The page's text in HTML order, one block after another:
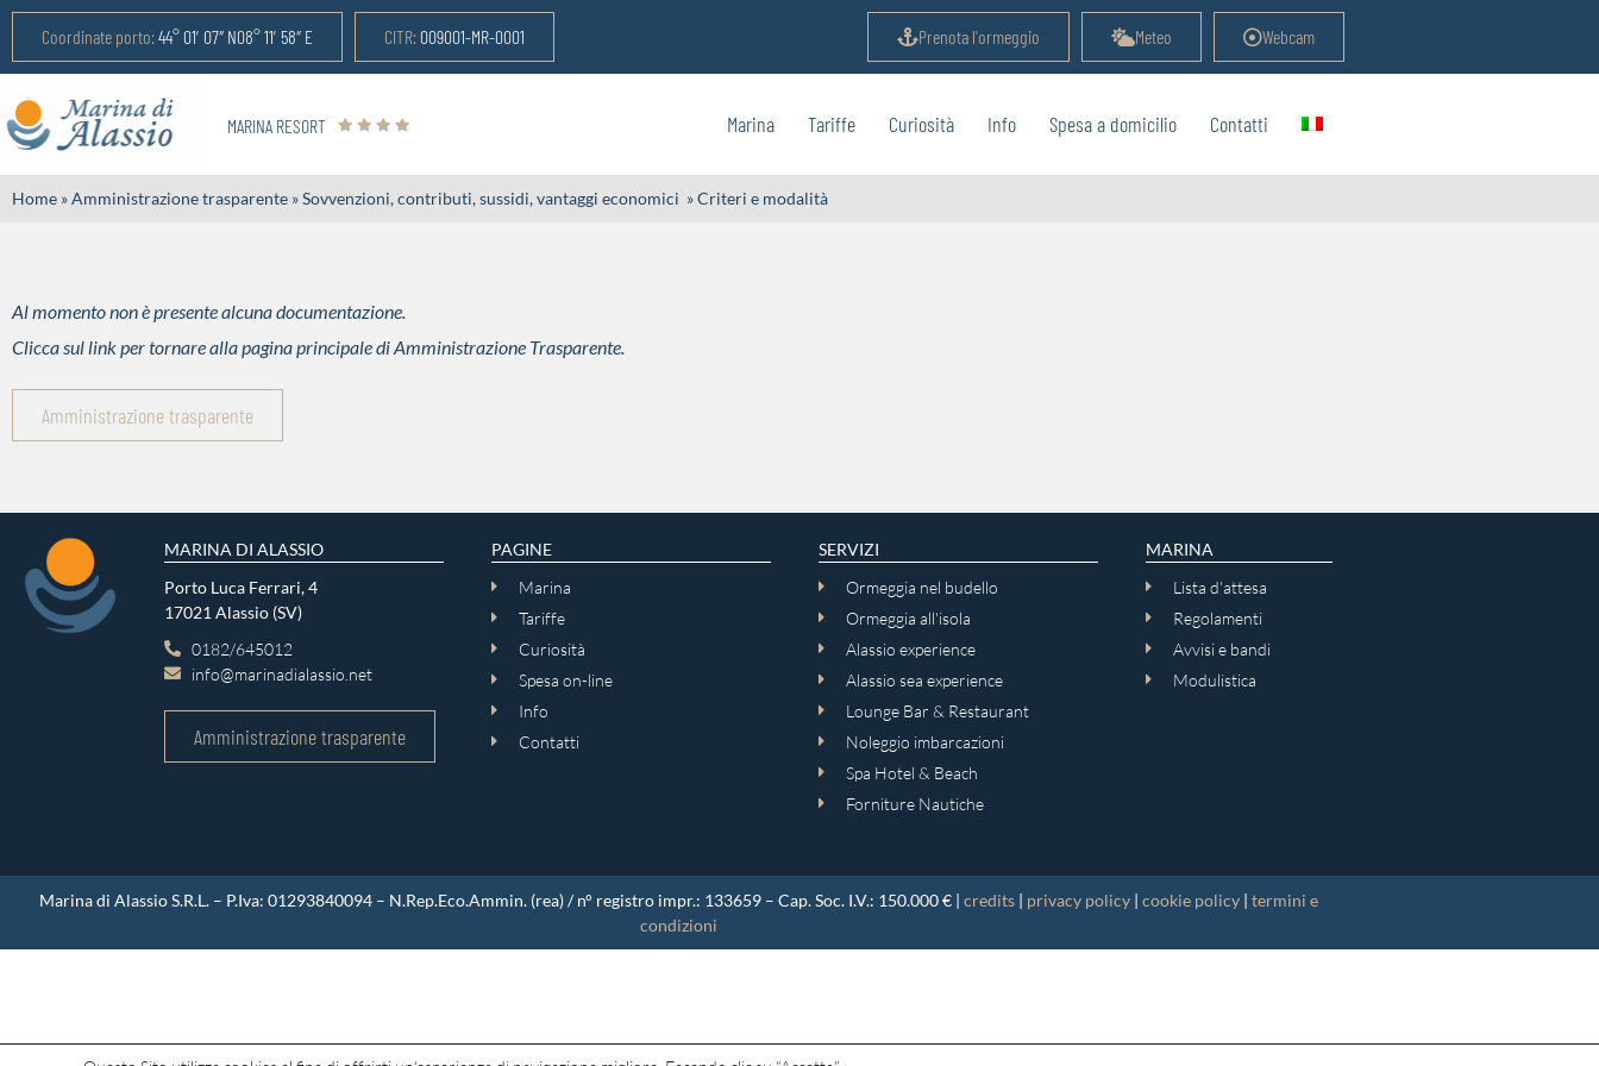
Coordinate porto:44° 01′ 07″ N08° 11′ 58″ E CITR: 009001-MR-0001 Prenota l'ormeggio Meteo Webcam
MARINA RESORT Marina Tariffe Curiosità Info Spesa a domicilio Contatti
Home »Amministrazione trasparente »Sovvenzioni, contributi, sussidi, vantaggi economici »Criteri e modalità
Al momento non è presente alcuna documentazione.
Clicca sul link per tornare alla pagina principale di Amministrazione Trasparente.
Amministrazione trasparente
MARINA DI ALASSIO
Porto Luca Ferrari, 4
17021 Alassio (SV)
0182/645012
info@marinadialassio.net
Amministrazione trasparente
PAGINE
Marina
Tariffe
Curiosità
Spesa on-line
Info
Contatti
SERVIZI
Ormeggia nel budello
Ormeggia all'isola
Alassio experience
Alassio sea experience
Lounge Bar & Restaurant
Noleggio imbarcazioni
Spa Hotel & Beach
Forniture Nautiche
MARINA
Lista d'attesa
Regolamenti
Avvisi e bandi
Modulistica
Marina di Alassio S.R.L. – P.Iva: 01293840094 – N.Rep.Eco.Ammin. (rea) / n° registro impr.: 133659 – Cap. Soc. I.V.: 150.000 € | credits| privacy policy| cookie policy| termini e
condizioni